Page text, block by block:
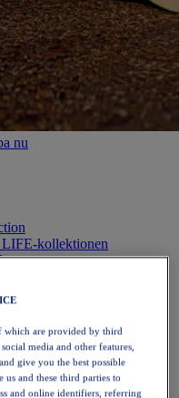
nu
kollektionen
which are provided by third
media and other features,
give you the best possible
us and these third parties to
and online identifiers, referring